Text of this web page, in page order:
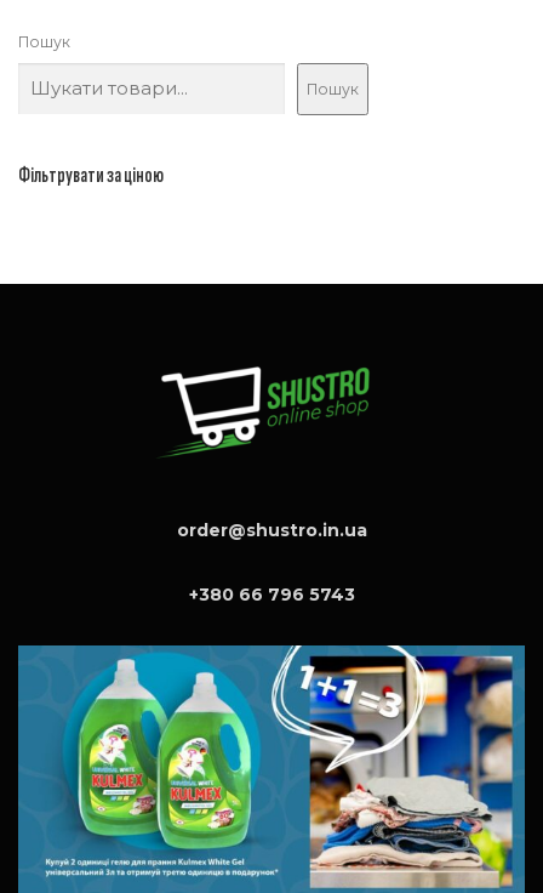
Пошук
Пошук
Фільтрувати за ціною
order@shustro.in.ua
+380 66 796 5743